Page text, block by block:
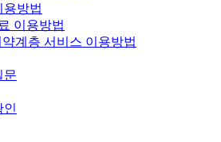
용방법
이용방법
계층 서비스 이용방법
문
인